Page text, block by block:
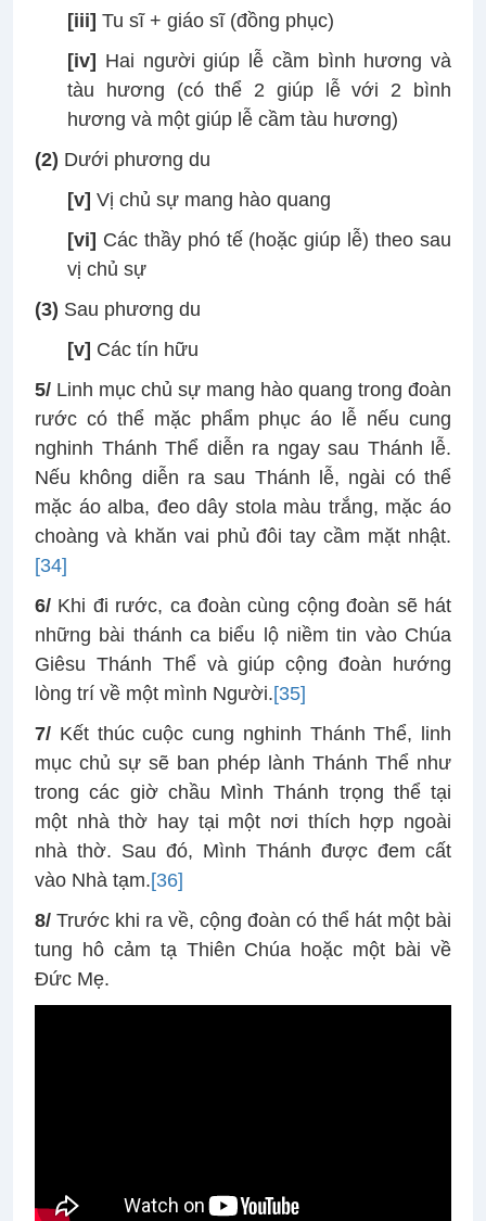
[iii] Tu sĩ + giáo sĩ (đồng phục)
[iv] Hai người giúp lễ cầm bình hương và
tàu hương (có thể 2 giúp lễ với 2 bình
hương và một giúp lễ cầm tàu hương)
(2) Dưới phương du
[v] Vị chủ sự mang hào quang
[vi] Các thầy phó tế (hoặc giúp lễ) theo sau
vị chủ sự
(3) Sau phương du
[v] Các tín hữu
5/ Linh mục chủ sự mang hào quang trong đoàn
rước có thể mặc phẩm phục áo lễ nếu cung
nghinh Thánh Thể diễn ra ngay sau Thánh lễ.
Nếu không diễn ra sau Thánh lễ, ngài có thể
mặc áo alba, đeo dây stola màu trắng, mặc áo
choàng và khăn vai phủ đôi tay cầm mặt nhật.
[34]
6/ Khi đi rước, ca đoàn cùng cộng đoàn sẽ hát
những bài thánh ca biểu lộ niềm tin vào Chúa
Giêsu Thánh Thể và giúp cộng đoàn hướng
lòng trí về một mình Người.[35]
7/ Kết thúc cuộc cung nghinh Thánh Thể, linh
mục chủ sự sẽ ban phép lành Thánh Thể như
trong các giờ chầu Mình Thánh trọng thể tại
một nhà thờ hay tại một nơi thích hợp ngoài
nhà thờ. Sau đó, Mình Thánh được đem cất
vào Nhà tạm.[36]
8/ Trước khi ra về, cộng đoàn có thể hát một bài
tung hô cảm tạ Thiên Chúa hoặc một bài về
Đức Mẹ.